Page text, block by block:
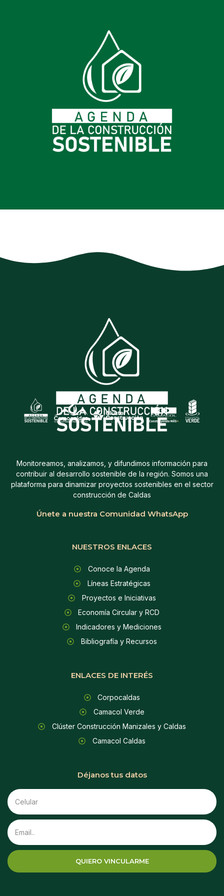
Hoja De Ruta
Nacional De
Edificaciones Neto
Monitoreamos, analizamos, y difundimos información para
contribuir al desarrollo sostenible de la región. Somos una
plataforma para dinamizar proyectos sostenibles en el sector
construcción de Caldas
Únete a nuestra Comunidad WhatsApp
NUESTROS ENLACES
Conoce la Agenda
Líneas Estratégicas
Proyectos e Iniciativas
Economía Circular y RCD
Indicadores y Mediciones
Bibliografía y Recursos
ENLACES DE INTERÉS
Corpocaldas
Camacol Verde
Clúster Construcción Manizales y Caldas
Camacol Caldas
Déjanos tus datos
QUIERO VINCULARME